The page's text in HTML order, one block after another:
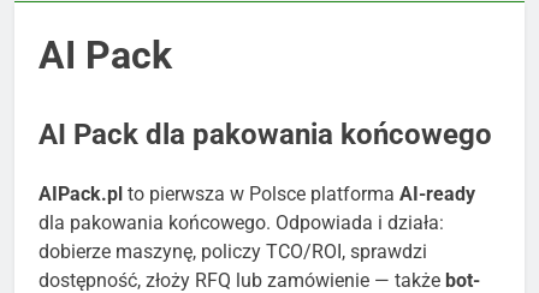
AI Pack
AI Pack dla pakowania końcowego
AIPack.pl to pierwsza w Polsce platforma AI-ready
dla pakowania końcowego. Odpowiada i działa:
dobierze maszynę, policzy TCO/ROI, sprawdzi
dostępność, złoży RFQ lub zamówienie — także bot-